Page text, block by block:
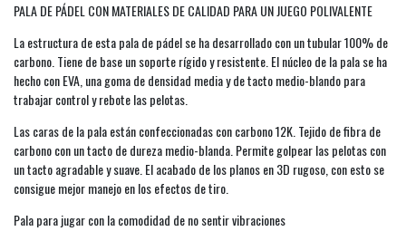
PALA DE PÁDEL CON MATERIALES DE CALIDAD PARA UN JUEGO POLIVALENTE
La estructura de esta pala de pádel se ha desarrollado con un tubular 100% de
carbono. Tiene de base un soporte rígido y resistente. El núcleo de la pala se ha
hecho con EVA, una goma de densidad media y de tacto medio-blando para
trabajar control y rebote las pelotas.
Las caras de la pala están confeccionadas con carbono 12K. Tejido de fibra de
carbono con un tacto de dureza medio-blanda. Permite golpear las pelotas con
un tacto agradable y suave. El acabado de los planos en 3D rugoso, con esto se
consigue mejor manejo en los efectos de tiro.
Pala para jugar con la comodidad de no sentir vibraciones